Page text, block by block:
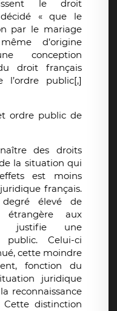
le droit
« que le
par le mariage
d’origine
conception
droit français
l’ordre public[,]
ordre public de
des droits
la situation qui
est moins
français.
élevé de
aux
justifie une
Celui-ci
cette moindre
fonction du
juridique
reconnaissance
distinction